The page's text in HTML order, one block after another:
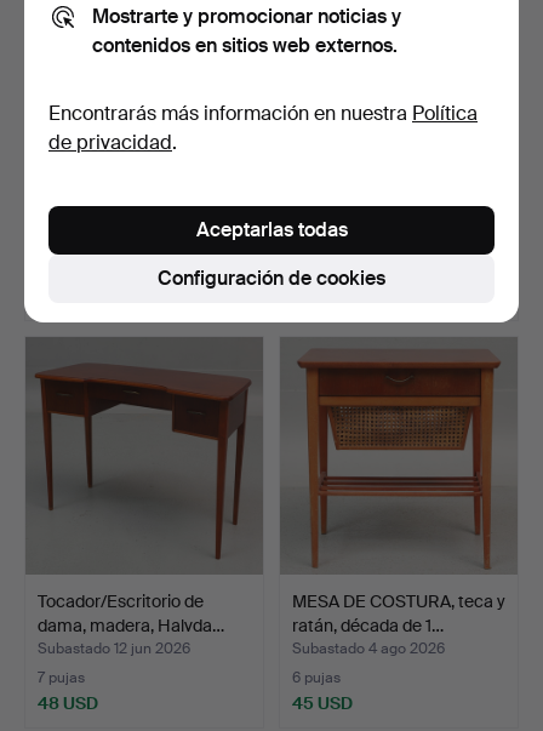
madera, estilo
neorrenacen…
madera, neorrococó, de…
Subastado 10 abr 2026
7 pujas
Tocador/Escritorio de
dama, madera, Halvda…
Subastado 12 jun 2026
7 pujas
48 USD
MESA DE COSTURA, teca y
ratán, década de 1…
Subastado 4 ago 2026
6 pujas
45 USD
Mostrarte y promocionar noticias y
contenidos en sitios web externos.
Encontrarás más información en nuestra Política
de privacidad.
Configuración de cookies
Aceptarlas todas